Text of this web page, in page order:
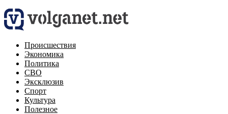
Происшествия
Экономика
Политика
СВО
Эксклюзив
Спорт
Культура
Полезное